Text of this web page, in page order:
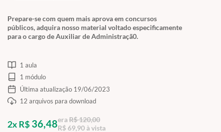
Prepare-se com quem mais aprova em concursos
públicos, adquira nosso material voltado especificamente
para o cargo de Auxiliar de Administraçã0.
1 aula
1 módulo
Última atualização 19/06/2023
12 arquivos para download
2x R$ 36,48eraR$ 120,00
R$ 69,90 à vista